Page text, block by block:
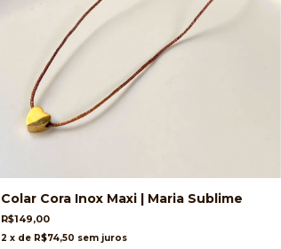
Colar Cora Inox Maxi | Maria Sublime
R$149,00
2 x de R$74,50 sem juros